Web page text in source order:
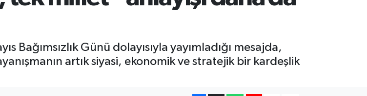
Bağımsızlık Günü dolayısıyla yayımladığı mesajda,
artık siyasi, ekonomik ve stratejik bir kardeşlik